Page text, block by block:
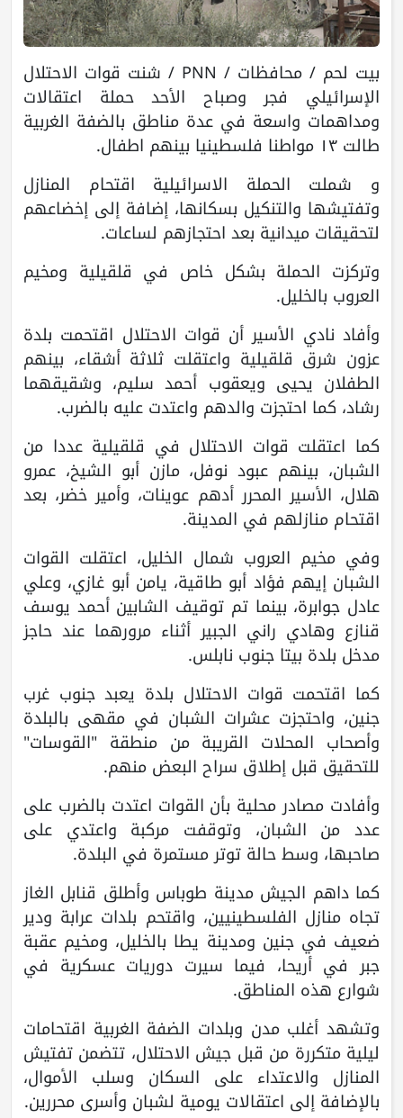
بيت لحم / محافظات / PNN / شنت قوات الاحتلال
الإسرائيلي فجر وصباح الأحد حملة اعتقالات
ومداهمات واسعة في عدة مناطق بالضفة الغربية
طالت ١٣ مواطنا فلسطينيا بينهم اطفال.
و شملت الحملة الاسرائيلية اقتحام المنازل
وتفتيشها والتنكيل بسكانها، إضافة إلى إخضاعهم
لتحقيقات ميدانية بعد احتجازهم لساعات.
وتركزت الحملة بشكل خاص في قلقيلية ومخيم
العروب بالخليل.
وأفاد نادي الأسير أن قوات الاحتلال اقتحمت بلدة
عزون شرق قلقيلية واعتقلت ثلاثة أشقاء، بينهم
الطفلان يحيى ويعقوب أحمد سليم، وشقيقهما
رشاد، كما احتجزت والدهم واعتدت عليه بالضرب.
كما اعتقلت قوات الاحتلال في قلقيلية عددا من
الشبان، بينهم عبود نوفل، مازن أبو الشيخ، عمرو
هلال، الأسير المحرر أدهم عوينات، وأمير خضر، بعد
اقتحام منازلهم في المدينة.
وفي مخيم العروب شمال الخليل، اعتقلت القوات
الشبان إيهم فؤاد أبو طاقية، يامن أبو غازي، وعلي
عادل جوابرة، بينما تم توقيف الشابين أحمد يوسف
قنازع وهادي راني الجبير أثناء مرورهما عند حاجز
مدخل بلدة بيتا جنوب نابلس.
كما اقتحمت قوات الاحتلال بلدة يعبد جنوب غرب
جنين، واحتجزت عشرات الشبان في مقهى بالبلدة
وأصحاب المحلات القريبة من منطقة "القوسات"
للتحقيق قبل إطلاق سراح البعض منهم.
وأفادت مصادر محلية بأن القوات اعتدت بالضرب على
عدد من الشبان، وتوقفت مركبة واعتدي على
صاحبها، وسط حالة توتر مستمرة في البلدة.
كما داهم الجيش مدينة طوباس وأطلق قنابل الغاز
تجاه منازل الفلسطينيين، واقتحم بلدات عرابة ودير
ضعيف في جنين ومدينة يطا بالخليل، ومخيم عقبة
جبر في أريحا، فيما سيرت دوريات عسكرية في
شوارع هذه المناطق.
وتشهد أغلب مدن وبلدات الضفة الغربية اقتحامات
ليلية متكررة من قبل جيش الاحتلال، تتضمن تفتيش
المنازل والاعتداء على السكان وسلب الأموال،
بالإضافة إلى اعتقالات يومية لشبان وأسرى محررين.